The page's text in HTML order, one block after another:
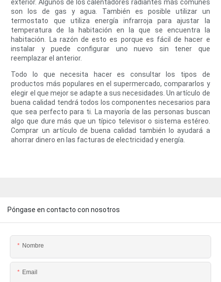
exterior. Algunos de los calentadores radiantes más comunes
son los de gas y agua. También es posible utilizar un
termostato que utiliza energía infrarroja para ajustar la
temperatura de la habitación en la que se encuentra la
habitación. La razón de esto es porque es fácil de hacer e
instalar y puede configurar uno nuevo sin tener que
reemplazar el anterior.
Todo lo que necesita hacer es consultar los tipos de
productos más populares en el supermercado, compararlos y
elegir el que mejor se adapte a sus necesidades. Un artículo de
buena calidad tendrá todos los componentes necesarios para
que sea perfecto para ti. La mayoría de las personas buscan
algo que dure más que un típico televisor o sistema estéreo.
Comprar un artículo de buena calidad también lo ayudará a
ahorrar dinero en las facturas de electricidad y energía.
Póngase en contacto con nosotros
Nombre
Email